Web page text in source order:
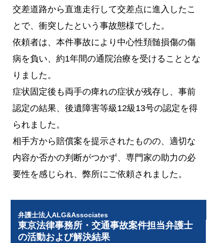
交差道路から直進走行して交差点に進入したこ
とで、衝突したという事故態様でした。
依頼者は、本件事故により中心性頚髄損傷の傷
病を負い、約1年間の通院治療を受けることとな
りました。
症状固定後も両手の痺れの症状が残存し、事前
認定の結果、後遺障害等級12級13号の認定を得
られました。
相手方から賠償案を提示されたものの、適切な
内容か否かの判断がつかず、専門家の助力の必
要性を感じられ、弊所にご依頼されました。
弁護士法人ALG&Associates
東京法律事務所・交通事故案件担当弁護士
の活動および解決結果